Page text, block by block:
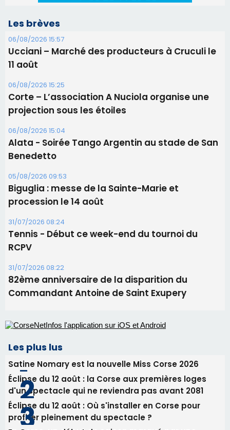
Les brèves
06/08/2026 15:57
Ucciani – Marché des producteurs à Cruculi le
11 août
06/08/2026 15:25
Corte – L’association A Nuciola organise une
projection sous les étoiles
06/08/2026 15:04
Alata - Soirée Tango Argentin au stade de San
Benedetto
05/08/2026 09:53
Biguglia : messe de la Sainte-Marie et
procession le 14 août
31/07/2026 08:24
Tennis - Début ce week-end du tournoi du
RCPV
31/07/2026 08:22
82ème anniversaire de la disparition du
Commandant Antoine de Saint Exupery
Les plus lus
Satine Nomary est la nouvelle Miss Corse 2026
Éclipse du 12 août : la Corse aux premières loges
d'un spectacle qui ne reviendra pas avant 2081
Éclipse du 12 août : Où s'installer en Corse pour
profiter pleinement du spectacle ?